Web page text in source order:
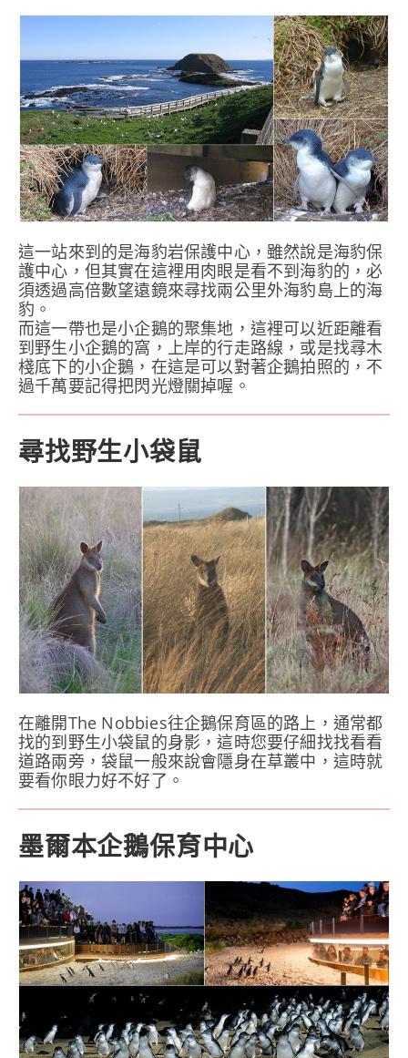
這一站來到的是海豹岩保護中心，雖然說是海豹保
護中心，但其實在這裡用肉眼是看不到海豹的，必
須透過高倍數望遠鏡來尋找兩公里外海豹島上的海
豹。
而這一帶也是小企鵝的聚集地，這裡可以近距離看
到野生小企鵝的窩，上岸的行走路線，或是找尋木
棧底下的小企鵝，在這是可以對著企鵝拍照的，不
過千萬要記得把閃光燈關掉喔。
尋找野生小袋鼠
在離開The Nobbies往企鵝保育區的路上，通常都
找的到野生小袋鼠的身影，這時您要仔細找找看看
道路兩旁，袋鼠一般來說會隱身在草叢中，這時就
要看你眼力好不好了。
墨爾本企鵝保育中心